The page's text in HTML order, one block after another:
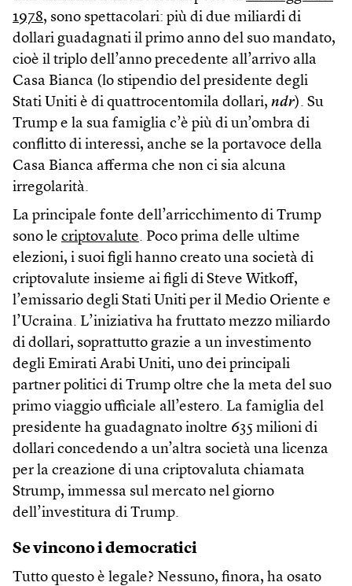
1978, sono spettacolari: più di due miliardi di
dollari guadagnati il primo anno del suo mandato,
cioè il triplo dell’anno precedente all’arrivo alla
Casa Bianca (lo stipendio del presidente degli
Stati Uniti è di quattrocentomila dollari, ndr). Su
Trump e la sua famiglia c’è più di un’ombra di
conflitto di interessi, anche se la portavoce della
Casa Bianca afferma che non ci sia alcuna
irregolarità.
La principale fonte dell’arricchimento di Trump
sono le criptovalute. Poco prima delle ultime
elezioni, i suoi figli hanno creato una società di
criptovalute insieme ai figli di Steve Witkoff,
l’emissario degli Stati Uniti per il Medio Oriente e
l’Ucraina. L’iniziativa ha fruttato mezzo miliardo
di dollari, soprattutto grazie a un investimento
degli Emirati Arabi Uniti, uno dei principali
partner politici di Trump oltre che la meta del suo
primo viaggio ufficiale all’estero. La famiglia del
presidente ha guadagnato inoltre 635 milioni di
dollari concedendo a un’altra società una licenza
per la creazione di una criptovaluta chiamata
Strump, immessa sul mercato nel giorno
dell’investitura di Trump.
Se vincono i democratici
Tutto questo è legale? Nessuno, finora, ha osato